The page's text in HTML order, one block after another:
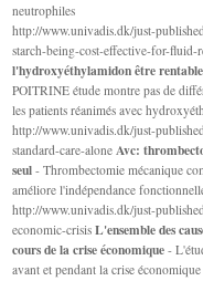
neutrophiles
http://www.univadis.dk/just-
starch-being-cost-effective-for-fluid-
l'hydroxyéthylamidon être
POITRINE étude montre pas de
les patients réanimés avec
http://www.univadis.dk/just-
standard-care-alone Avc:
seul - Thrombectomie mécanique
améliore l'indépendance
http://www.univadis.dk/just-
economic-crisisL'ensemble des
cours de la crise économique -
avant et pendant la crise